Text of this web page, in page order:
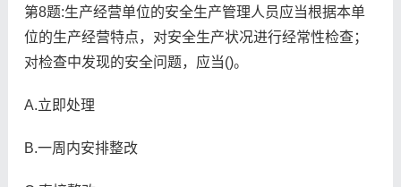
第8题:生产经营单位的安全生产管理人员应当根据本单
位的生产经营特点，对安全生产状况进行经常性检查；
对检查中发现的安全问题，应当()。
A.立即处理
B.一周内安排整改